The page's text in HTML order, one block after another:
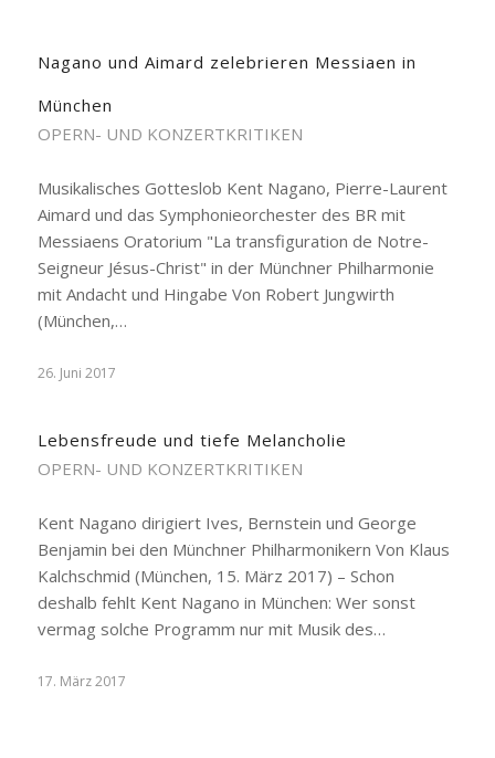
Nagano und Aimard zelebrieren Messiaen in
München
OPERN- UND KONZERTKRITIKEN
Musikalisches Gotteslob Kent Nagano, Pierre-Laurent
Aimard und das Symphonieorchester des BR mit
Messiaens Oratorium "La transfiguration de Notre-
Seigneur Jésus-Christ" in der Münchner Philharmonie
mit Andacht und Hingabe Von Robert Jungwirth
(München,…
26. Juni 2017
Lebensfreude und tiefe Melancholie
OPERN- UND KONZERTKRITIKEN
Kent Nagano dirigiert Ives, Bernstein und George
Benjamin bei den Münchner Philharmonikern Von Klaus
Kalchschmid (München, 15. März 2017) – Schon
deshalb fehlt Kent Nagano in München: Wer sonst
vermag solche Programm nur mit Musik des…
17. März 2017